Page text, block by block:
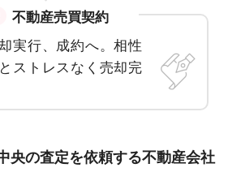
不動産売買契約
実行、成約へ。相性
ストレスなく売却完
央の査定を依頼する不動産会社